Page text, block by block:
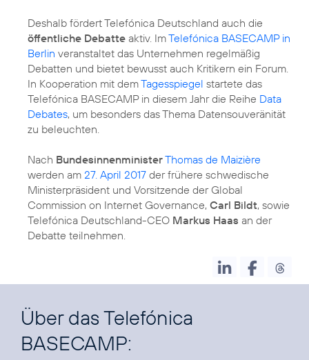
Deshalb fördert Telefónica Deutschland auch die
öffentliche Debatte aktiv. ImTelefónica BASECAMP in
Berlin veranstaltet das Unternehmen regelmäßig
Debatten und bietet bewusst auch Kritikern ein Forum.
In Kooperation mit demTagesspiegel startete das
Telefónica BASECAMP in diesem Jahr die Reihe Data
Debates, um besonders das Thema Datensouveränität
zu beleuchten.
Nach BundesinnenministerThomas de Maizière
werden am 27. April 2017 der frühere schwedische
Ministerpräsident und Vorsitzende der Global
Commission on Internet Governance, Carl Bildt, sowie
Telefónica Deutschland-CEO Markus Haas an der
Debatte teilnehmen.
Über das Telefónica
BASECAMP: